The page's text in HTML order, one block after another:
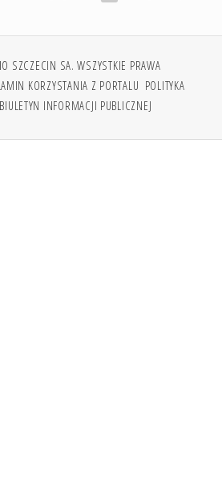
SZCZECIN SA. WSZYSTKIE PRAWA
KORZYSTANIA Z PORTALU POLITYKA
BIULETYN INFORMACJI PUBLICZNEJ